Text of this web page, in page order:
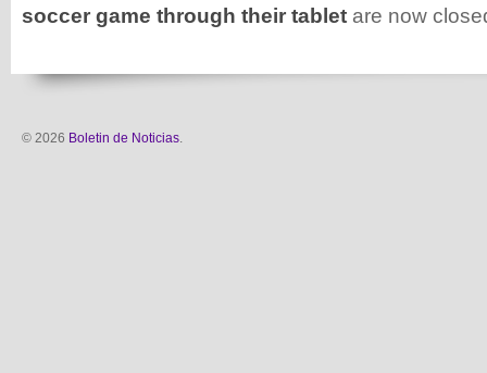
soccer game through their tablet are now
© 2026 Boletin de Noticias.